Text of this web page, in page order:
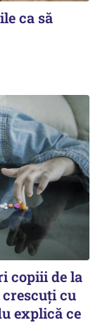
ca să
copiii de la
cu
explică ce